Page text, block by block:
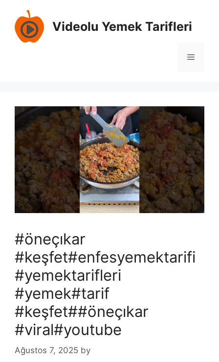
content
Videolu Yemek Tarifleri
Menu
#öneçıkar
#keşfet#enfesyemektarifi
#yemektarifleri
#yemek#tarif
#keşfet##öneçıkar
#viral#youtube
Ağustos 7, 2025 by